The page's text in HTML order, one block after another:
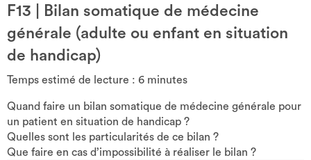
F13
Bilan somatique de médecine
générale (adulte ou enfant en situation
de handicap)
Temps estimé de lecture : 6 minutes
Quand faire un bilan somatique de médecine générale pour
un patient en situation de handicap ?
Quelles sont les particularités de ce bilan ?
Que faire en cas d’impossibilité à réaliser le bilan ?